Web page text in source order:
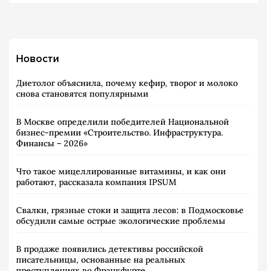
Новости
Диетолог объяснила, почему кефир, творог и молоко
снова становятся популярными
В Москве определили победителей Национальной
бизнес-премии «Строительство. Инфраструктура.
Финансы – 2026»
Что такое мицеллированные витамины, и как они
работают, рассказала компания IPSUM
Свалки, грязные стоки и защита лесов: в Подмосковье
обсудили самые острые экологические проблемы
В продаже появились детективы российской
писательницы, основанные на реальных